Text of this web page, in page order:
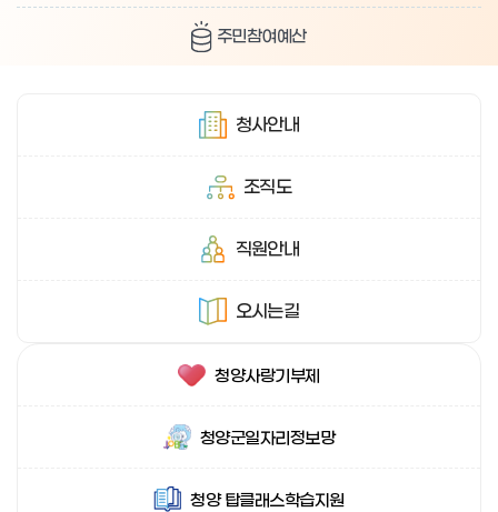
주민참여예산
청사안내
조직도
직원안내
오시는길
청양사랑기부제
청양군일자리정보망
청양 탑클래스학습지원